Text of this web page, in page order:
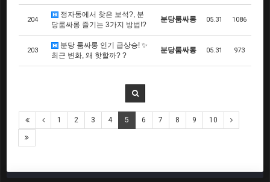
204
정자동에서 찾은 보석?, 분
당룸싸롱 즐기는 3가지 방법!?
분당룸싸롱 05.31 1086
203
분당 룸싸롱 인기 급상승! ✨
최근 변화, 왜 핫할까? ?
분당룸싸롱 05.31 973
1 2 3 4 5 6 7 8 9 10